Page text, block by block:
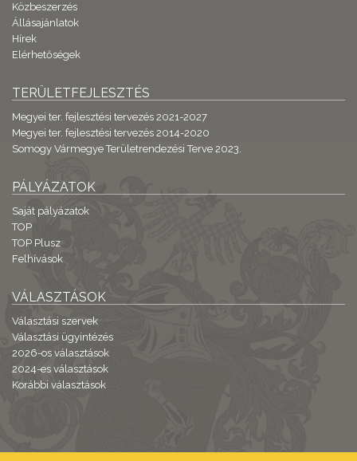
Közbeszerzés
Állásajánlatok
Hírek
Elérhetőségek
TERÜLETFEJLESZTÉS
Megyei ter. fejlesztési tervezés 2021-2027
Megyei ter. fejlesztési tervezés 2014-2020
Somogy Vármegye Területrendezési Terve 2023.
PÁLYÁZATOK
Saját pályázatok
TOP
TOP Plusz
Felhívások
VÁLASZTÁSOK
Választási szervek
Választási ügyintézés
2026-os választások
2024-es választások
Korábbi választások